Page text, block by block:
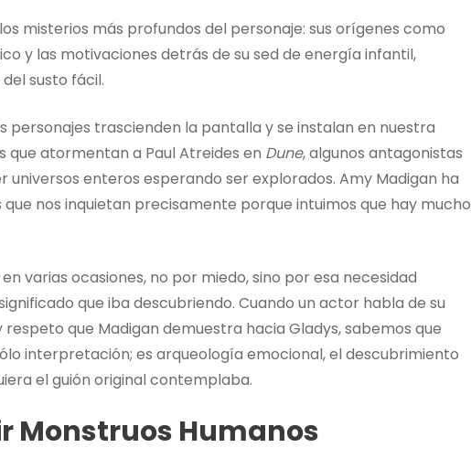
misterios más profundos del personaje: sus orígenes como
y las motivaciones detrás de su sed de energía infantil,
susto fácil.
personajes trascienden la pantalla y se instalan en nuestra
que atormentan a Paul Atreides en Dune, algunos antagonistas
enteros esperando ser explorados. Amy Madigan ha
nos inquietan precisamente porque intuimos que hay mucho
en varias ocasiones, no por miedo, sino por esa necesidad
que iba descubriendo. Cuando un actor habla de su
que Madigan demuestra hacia Gladys, sabemos que
interpretación; es arqueología emocional, el descubrimiento
el guión original contemplaba.
Monstruos Humanos